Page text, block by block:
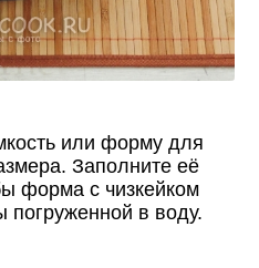
или форму для
Заполните её
форма с чизкейком
погруженной в воду.